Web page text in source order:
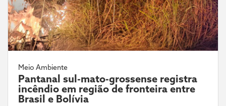
Meio Ambiente
Pantanal sul-mato-grossense registra
incêndio em região de fronteira entre
Brasil e Bolívia